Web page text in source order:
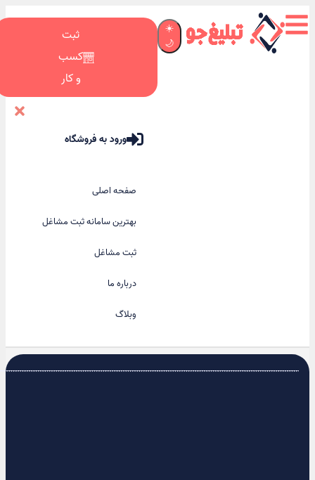
☀️
🌙
ثبت
کسب
و کار
ورود به فروشگاه
صفحه اصلی
بهترین سامانه ثبت مشاغل
ثبت مشاغل
درباره ما
وبلاگ